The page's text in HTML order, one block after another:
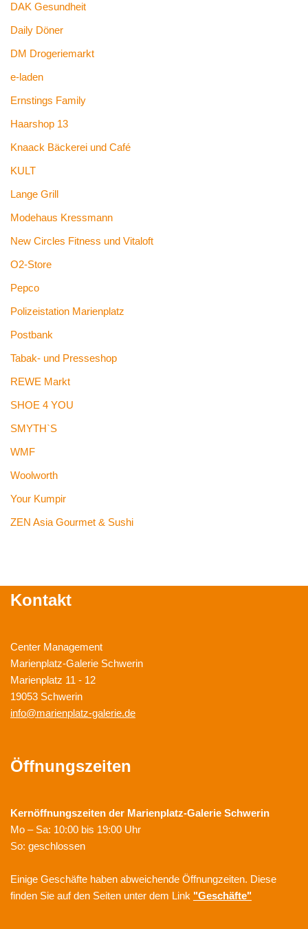
DAK Gesundheit
Daily Döner
DM Drogeriemarkt
e-laden
Ernstings Family
Haarshop 13
Knaack Bäckerei und Café
KULT
Lange Grill
Modehaus Kressmann
New Circles Fitness und Vitaloft
O2-Store
Pepco
Polizeistation Marienplatz
Postbank
Tabak- und Presseshop
REWE Markt
SHOE 4 YOU
SMYTH`S
WMF
Woolworth
Your Kumpir
ZEN Asia Gourmet & Sushi
Kontakt
Center Management
Marienplatz-Galerie Schwerin
Marienplatz 11 - 12
19053 Schwerin
info@marienplatz-galerie.de
Öffnungszeiten
Kernöffnungszeiten der Marienplatz-Galerie Schwerin
Mo – Sa: 10:00 bis 19:00 Uhr
So: geschlossen
Einige Geschäfte haben abweichende Öffnungzeiten. Diese
finden Sie auf den Seiten unter dem Link "Geschäfte"